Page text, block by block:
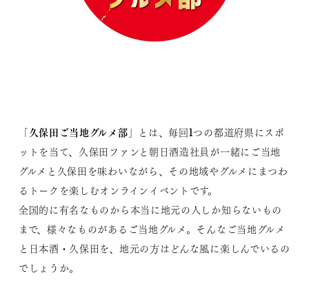
「久保田ご当地グルメ部 」とは、毎回1つの都道府県にスポ
ットを当て、久保田ファンと朝日酒造社員が一緒にご当地
グルメと久保田を味わいながら、その地域やグルメにまつわ
るトークを楽しむオンラインイベントです。
全国的に有名なものから本当に地元の人しか知らないもの
まで、様々なものがあるご当地グルメ。そんなご当地グルメ
と日本酒・久保田を、地元の方はどんな風に楽しんでいるの
でしょうか。